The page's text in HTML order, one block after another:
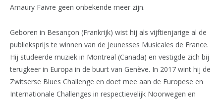
Amaury Faivre geen onbekende meer zijn.
Geboren in Besançon (Frankrijk) wist hij als vijftienjarige al de
publieksprijs te winnen van de Jeunesses Musicales de France.
Hij studeerde muziek in Montreal (Canada) en vestigde zich bij
terugkeer in Europa in de buurt van Genève. In 2017 wint hij de
Zwitserse Blues Challenge en doet mee aan de Europese en
Internationale Challenges in respectievelijk Noorwegen en